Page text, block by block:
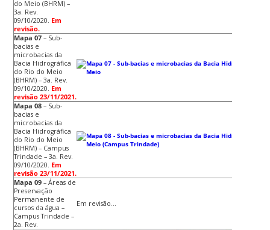
do Meio (BHRM) –
3a. Rev.
09/10/2020. Em
revisão.
Mapa 07– Sub-
bacias e
microbacias da
Bacia Hidrográfica
do Rio do Meio
(BHRM) – 3a. Rev.
09/10/2020. Em
revisão 23/11/2021.
Mapa 08– Sub-
bacias e
microbacias da
Bacia Hidrográfica
do Rio do Meio
(BHRM) – Campus
Trindade – 3a. Rev.
09/10/2020. Em
revisão 23/11/2021.
Mapa 09– Áreas de
Preservação
Permanente de
cursos da água –
Campus Trindade –
2a. Rev.
Em revisão…